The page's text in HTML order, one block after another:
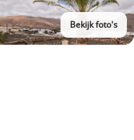
Bekijk foto's